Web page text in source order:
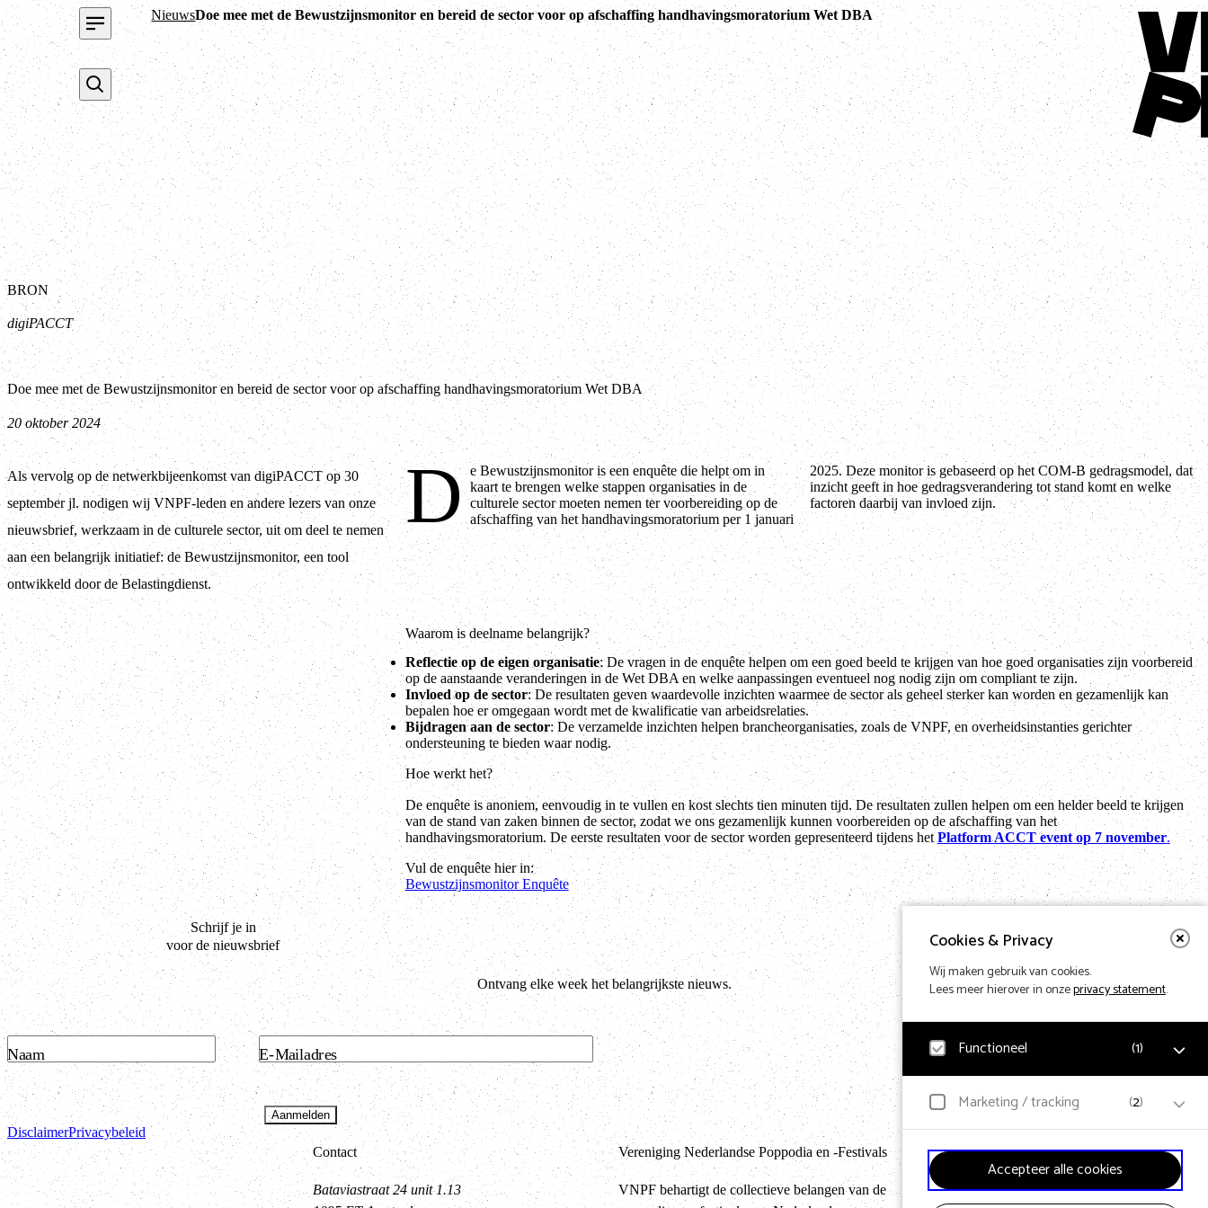
Cookies & Privacy
Wij maken gebruik van cookies.
Lees meer hierover in onzeprivacy statement.
Functioneel (1)
Noodzakelijk
onthouden van voorkeuren worden functionele cookies
geplaatst. Hierbij worden geen persoonsgegevens
verzameld.
Marketing / tracking (2)
YouTube
Klikgedrag, bekeken video’s en aangepaste voorkeuren
worden verzameld. Bezoekersinformatie en
gebruikersgedrag wordt gebruikt voor advertenties.
Accepteer alle cookies
NieuwsDoe mee met de Bewustzijnsmonitor en bereid de sector voor op afschaffing handhavingsmoratorium Wet DBA Terug naar
BRON
digiPACCT
Doe mee met de Bewustzijnsmonitor en bereid de sector voor op afschaffing handhavingsmoratorium Wet DBA
20 oktober 2024
Als vervolg op de netwerkbijeenkomst van digiPACCT op 30
september jl. nodigen wij VNPF-leden en andere lezers van onze
nieuwsbrief, werkzaam in de culturele sector, uit om deel te nemen
aan een belangrijk initiatief: de Bewustzijnsmonitor, een tool
ontwikkeld door de Belastingdienst.
D e Bewustzijnsmonitor is een enquête die helpt om in
kaart te brengen welke stappen organisaties in de
culturele sector moeten nemen ter voorbereiding op de
afschaffing van het handhavingsmoratorium per 1 januari
2025. Deze monitor is gebaseerd op het COM-B gedragsmodel, dat
inzicht geeft in hoe gedragsverandering tot stand komt en welke
factoren daarbij van invloed zijn.
Waarom is deelname belangrijk?
Reflectie op de eigen organisatie: De vragen in de enquête helpen om een goed beeld te krijgen van hoe goed organisaties zijn voorbereid
op de aanstaande veranderingen in de Wet DBA en welke aanpassingen eventueel nog nodig zijn om compliant te zijn.
Invloed op de sector: De resultaten geven waardevolle inzichten waarmee de sector als geheel sterker kan worden en gezamenlijk kan
bepalen hoe er omgegaan wordt met de kwalificatie van arbeidsrelaties.
Bijdragen aan de sector: De verzamelde inzichten helpen brancheorganisaties, zoals de VNPF, en overheidsinstanties gerichter
ondersteuning te bieden waar nodig.
Hoe werkt het?
De enquête is anoniem, eenvoudig in te vullen en kost slechts tien minuten tijd. De resultaten zullen helpen om een helder beeld te krijgen
van de stand van zaken binnen de sector, zodat we ons gezamenlijk kunnen voorbereiden op de afschaffing van het
handhavingsmoratorium. De eerste resultaten voor de sector worden gepresenteerd tijdens het Platform ACCT event op 7 november.
Vul de enquête hier in:
Bewustzijnsmonitor Enquête
Schrijf je in
voor de nieuwsbrief
Ontvang elke week het belangrijkste nieuws.
Naam E-Mailadres
Aanmelden
DisclaimerPrivacybeleid
Contact
Bataviastraat 24 unit 1.13
Vereniging Nederlandse Poppodia en -Festivals
VNPF behartigt de collectieve belangen van de
Terug naar